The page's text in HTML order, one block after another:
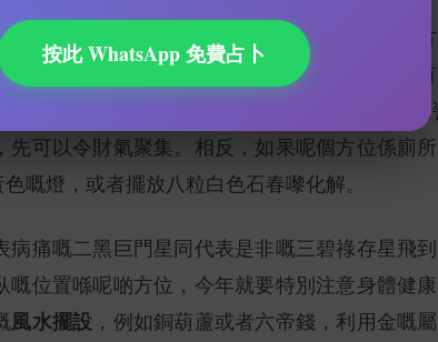
流年飛星嘅計算，代表財富嘅八白左輔星飛臨嘅
正正喺呢個方位，咁就恭喜你，今年好容易有
物品，例如紅色地毯、紫色水晶洞，或者係
可以令財氣聚集。相反，如果呢個方位係廁
嘅燈，或者擺放八粒白色石春嚟化解。
病痛嘅二黑巨門星同代表是非嘅三碧祿存星飛
位置喺呢啲方位，今年就要特別注意身體健
風水擺設 ，例如銅葫蘆或者六帝錢，利用金嘅
按此 WhatsApp 免費占卜